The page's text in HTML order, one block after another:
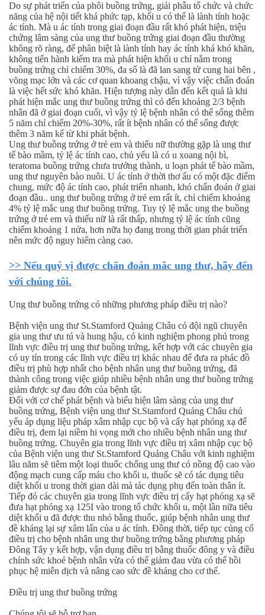
Do sự phát triển của phôi buồng trứng, giải phẫu tổ chức và chức
năng của hệ nội tiết khá phức tạp, khối u có thể là lành tính hoặc
ác tính. Mà u ác tính trong giai đoạn đầu rất khó phát hiện, triệu
chứng lâm sàng của ung thư buồng trứng giai đoạn đầu thường
không rõ ràng, để phân biệt là lành tính hay ác tính khá khó khăn,
không tiến hành kiểm tra mà phát hiện khối u chỉ nằm trong
buồng trứng chỉ chiếm 30%, đa số là đã lan sang tử cung hai bên ,
võng mạc lớn và các cơ quan khoang chậu, vì vậy việc chẩn đoán
là việc hết sức khó khăn. Hiện tượng này dẫn đến kết quả là khi
phát hiện mắc ung thư buồng trứng thì có đến khoảng 2/3 bệnh
nhân đã ở giai đoạn cuối, vì vậy tỷ lệ bệnh nhân có thể sống thêm
5 năm chỉ chiếm 20%-30%, rất ít bệnh nhân có thể sống được
thêm 3 năm kể từ khi phát bệnh.
Ung thư buồng trứng ở trẻ em và thiếu nữ thường gặp là ung thư
tế bào mầm, tỷ lệ ác tính cao, chủ yếu là có u xoang nội bì,
teratoma buồng trứng chưa trưởng thành, u loạn phát tế bào mầm,
ung thư nguyên bào nuôi. U ác tính ở thời thơ ấu có một đặc điểm
chung, mức độ ác tính cao, phát triển nhanh, khó chẩn đoán ở giai
đoạn đầu.. ung thư buồng trứng ở trẻ em rất ít, chỉ chiếm khoảng
4% tỷ lệ mắc ung thư buồng trứng. Tuy tỷ lệ mắc ung the buồng
trứng ở trẻ em và thiếu nữ là rất thấp, nhưng tỷ lệ ác tính cũng
chiếm khoảng 1 nửa, hơn nữa họ đang trong thời gian phát triển
nên mức độ nguy hiểm càng cao.
>> Nếu quý vị được chẩn đoán mắc ung thư, hãy đến
với chúng tôi.
Ung thư buồng trứng có những phương pháp điều trị nào?
Bệnh viện ung thư St.Stamford Quảng Châu có đội ngũ chuyên
gia ung thư ưu tú và hung hậu, có kinh nghiệm phong phú trong
lĩnh vực điều trị ung thư buồng trứng, kết hợp với các chuyên gia
có uy tín trong các lĩnh vực điều trị khác nhau để đưa ra phác đồ
điều trị phù hợp nhất cho bệnh nhân ung thư buồng trứng, đã
thành công trong việc giúp nhiều bệnh nhân ung thư buồng trứng
giảm được sự đau đớn của bệnh tật.
Đối với cơ chế phát bệnh và biểu hiện lâm sàng của ung thư
buồng trứng, Bệnh viện ung thư St.Stamford Quảng Châu chủ
yếu áp dụng liệu pháp xâm nhập cục bộ và cấy hạt phóng xạ để
điều trị, đem lại niềm hi vọng mới cho nhiều bệnh nhân ung thư
buồng trứng. Chuyên gia trong lĩnh vực điều trị xâm nhập cục bộ
của Bệnh viện ung thư St.Stamford Quảng Châu với kinh nghiệm
lâu năm sẽ tiêm một loại thuốc chống ung thư có nồng độ cao vào
động mạch cung cấp máu cho khối u, thuốc sẽ có tác dụng tiêu
diệt khối u trong thời gian dài mà tác dụng phụ đến toàn thân ít.
Tiếp đó các chuyên gia trong lĩnh vực điều trị cấy hạt phóng xạ sẽ
đưa hạt phóng xạ 125I vào trong tổ chức khối u, một lần nữa tiêu
diệt khối u đã được thu nhỏ bằng thuốc, giúp bệnh nhân ung thư
đề kháng lại sự xâm lấn của u ác tính. Đồng thời, tiếp tục củng cố
điều trị cho bệnh nhân ung thư buồng trứng bằng phương pháp
Đông Tây y kết hợp, vận dụng điều trị bằng thuốc đông y và điều
chỉnh sức khoẻ bệnh nhân vừa có thể giảm đau vừa có thể hồi
phục hệ miễn dịch và nâng cao sức đề kháng cho cơ thể.
Điều trị ung thư buồng trứng